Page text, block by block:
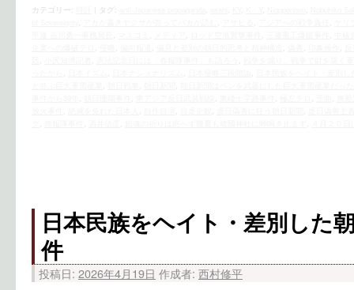
カテゴリー: タグ: , , , , ,
, , , ,
, , , , ,
, , , , , ,
, , ,
, , , ,
, , ,
, , , , , ,
, , , , ,
, , , ,
日本民族をヘイト・差別した
件
投稿日: 2026年4月19日 作成者: 西村修平